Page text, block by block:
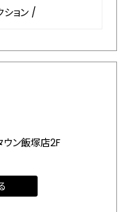
ション /
ン飯塚店2F